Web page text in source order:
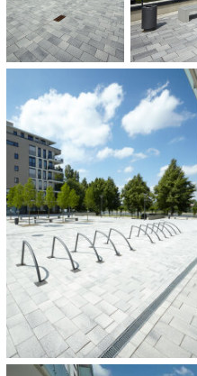
ARCHITECT:
Lill + Sparla
BUILDER:
LEG Rheinrefugium Köln GmbH, Köln
AREA:
ca. 2.000 m²
COMPLETION:
CATEGORIES:
Stadt- und Dorfgestaltung